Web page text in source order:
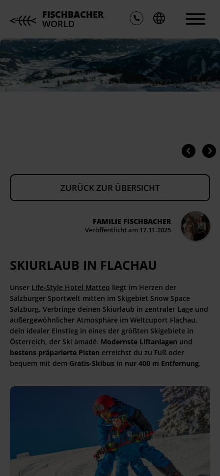
FISCHBACHER
WORLD
ZURÜCK ZUR ÜBERSICHT
FAMILIE FISCHBACHER
Veröffentlicht am 17.11.2025
SKIURLAUB IN FLACHAU
Unser Life-Style Hotel Matteo liegt im Herzen der
Salzburger Sportwelt mitten im Skigebiet Snow Space
Salzburg. Verbringe deinen Skiurlaub in zentraler Lage und
außergewöhnlicher Atmosphäre im Weltcuport Flachau,
dein idealer Einstieg in eines der größten Skigebiete in
Österreich, der Ski amadé. Modernste Liftanlagen und
bestens präparierte Pisten erreichst du zu Fuß oder
bequem mit dem Gratis-Skibus in nur 400 m Entfernung.